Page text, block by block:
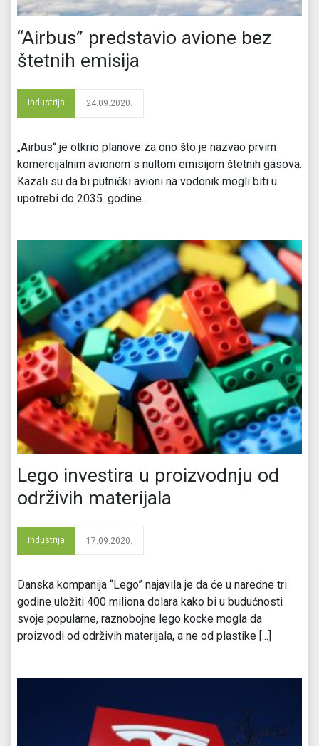
“Airbus” predstavio avione bez
štetnih emisija
Industrija 24.09.2020.
„Airbus“ je otkrio planove za ono što je nazvao prvim
komercijalnim avionom s nultom emisijom štetnih gasova.
Kazali su da bi putnički avioni na vodonik mogli biti u
upotrebi do 2035. godine.
Lego investira u proizvodnju od
održivih materijala
Industrija 17.09.2020.
Danska kompanija “Lego” najavila je da će u naredne tri
godine uložiti 400 miliona dolara kako bi u budućnosti
svoje popularne, raznobojne lego kocke mogla da
proizvodi od održivih materijala, a ne od plastike [...]